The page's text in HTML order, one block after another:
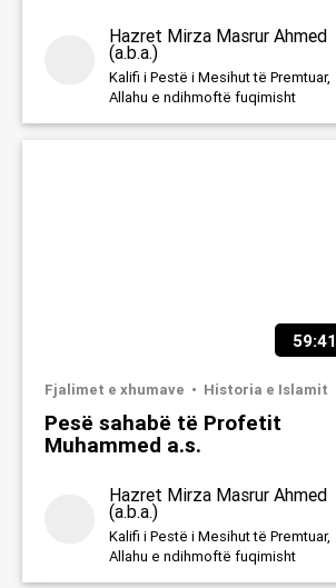
Hazret Mirza Masrur Ahmed
(a.b.a.)
Kalifi i Pestë i Mesihut të Premtuar,
Allahu e ndihmoftë fuqimisht
59:41
Fjalimet e xhumave Historia e Islamit
Pesë sahabë të Profetit
Muhammed a.s.
Hazret Mirza Masrur Ahmed
(a.b.a.)
Kalifi i Pestë i Mesihut të Premtuar,
Allahu e ndihmoftë fuqimisht